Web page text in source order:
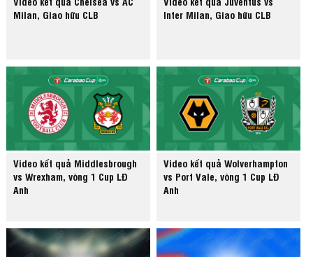
Milan, Giao hữu CLB
Inter Milan, Giao hữu CLB
Video kết quả Middlesbrough
vs Wrexham, vòng 1 Cup LĐ
Anh
Video kết quả Wolverhampton
vs Port Vale, vòng 1 Cup LĐ
Anh